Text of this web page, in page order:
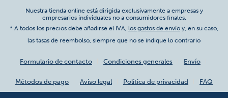
Nuestra tienda online está dirigida exclusivamente a empresas y
empresarios individuales no a consumidores finales.
* A todos los precios debe añadirse el IVA, los gastos de envío y, en su caso,
las tasas de reembolso, siempre que no se indique lo contrario
Formulario de contacto Condiciones generales Envío
Métodos de pago Aviso legal Política de privacidad FAQ